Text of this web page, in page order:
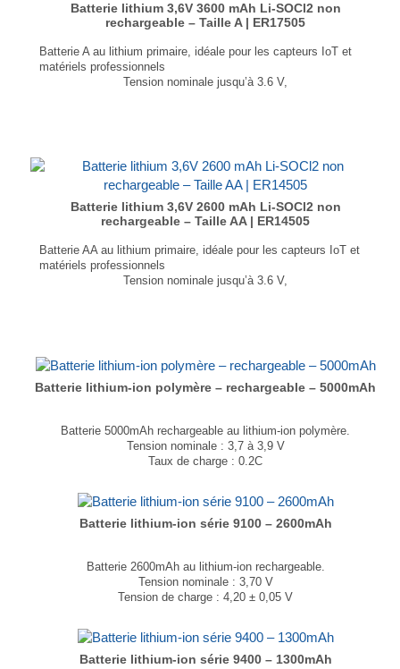
Batterie lithium 3,6V 3600 mAh Li-SOCl2 non
rechargeable – Taille A | ER17505
Batterie A au lithium primaire, idéale pour les capteurs IoT et
matériels professionnels
Tension nominale jusqu’à 3.6 V,
Conservation/Stockage : > 10 ans,
Non rechargeable.
Batterie lithium 3,6V 2600 mAh Li-SOCl2 non
rechargeable – Taille AA | ER14505
Batterie AA au lithium primaire, idéale pour les capteurs IoT et
matériels professionnels
Tension nominale jusqu’à 3.6 V,
Non rechargeable.
...
Batterie lithium-ion polymère – rechargeable – 5000mAh
Batterie 5000mAh rechargeable au lithium-ion polymère.
Tension nominale : 3,7 à 3,9 V
Taux de charge : 0.2C
Batterie lithium-ion série 9100 – 2600mAh
Batterie 2600mAh au lithium-ion rechargeable.
Tension nominale : 3,70 V
Tension de charge : 4,20 ± 0,05 V
Batterie lithium-ion série 9400 – 1300mAh